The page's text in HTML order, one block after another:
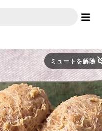
ミュートを解除